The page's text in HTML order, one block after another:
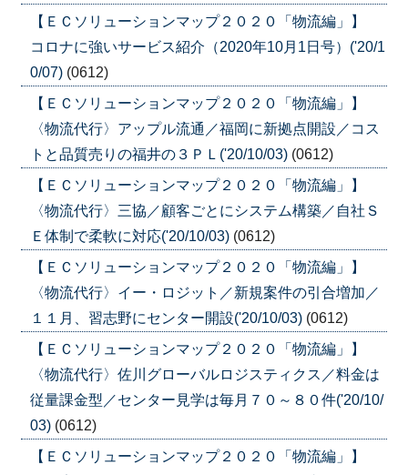
【ＥＣソリューションマップ２０２０「物流編」】
コロナに強いサービス紹介（2020年10月1日号）('20/1
0/07) (0612)
【ＥＣソリューションマップ２０２０「物流編」】
〈物流代行〉アップル流通／福岡に新拠点開設／コス
トと品質売りの福井の３ＰＬ('20/10/03) (0612)
【ＥＣソリューションマップ２０２０「物流編」】
〈物流代行〉三協／顧客ごとにシステム構築／自社Ｓ
Ｅ体制で柔軟に対応('20/10/03) (0612)
【ＥＣソリューションマップ２０２０「物流編」】
〈物流代行〉イー・ロジット／新規案件の引合増加／
１１月、習志野にセンター開設('20/10/03) (0612)
【ＥＣソリューションマップ２０２０「物流編」】
〈物流代行〉佐川グローバルロジスティクス／料金は
従量課金型／センター見学は毎月７０～８０件('20/10/
03) (0612)
【ＥＣソリューションマップ２０２０「物流編」】